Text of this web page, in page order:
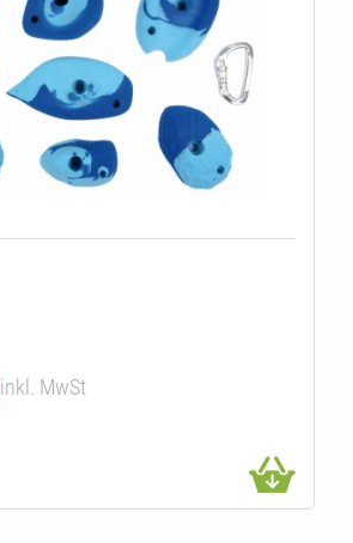
inkl. MwSt